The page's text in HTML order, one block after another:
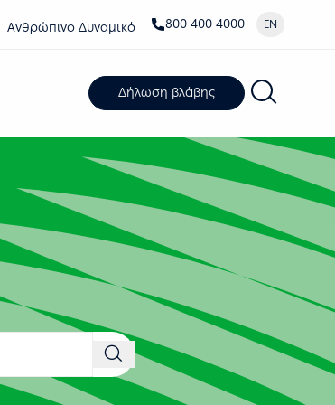
Ανθρώπινο Δυναμικό 800 400 4000 EN
Δήλωση βλάβης